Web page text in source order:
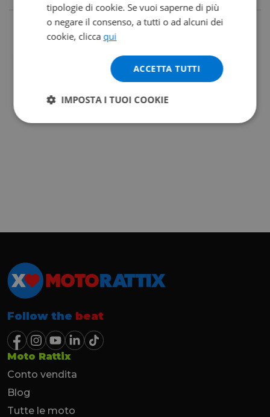
Follow the beat
Moto Rattix
Conto vendita
Blog
Tutte le moto
tipologie di cookie. Se vuoi saperne di più
o negare il consenso, a tutti o ad alcuni dei
cookie, clicca qui
ACCETTA TUTTI
IMPOSTA I TUOI COOKIE